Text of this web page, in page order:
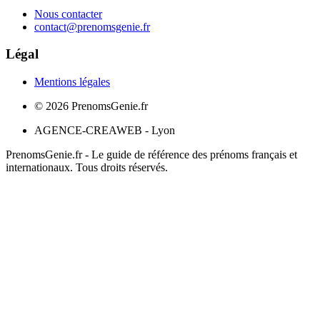
Nous contacter
contact@prenomsgenie.fr
Légal
Mentions légales
© 2026 PrenomsGenie.fr
AGENCE-CREAWEB - Lyon
PrenomsGenie.fr - Le guide de référence des prénoms français et
internationaux. Tous droits réservés.